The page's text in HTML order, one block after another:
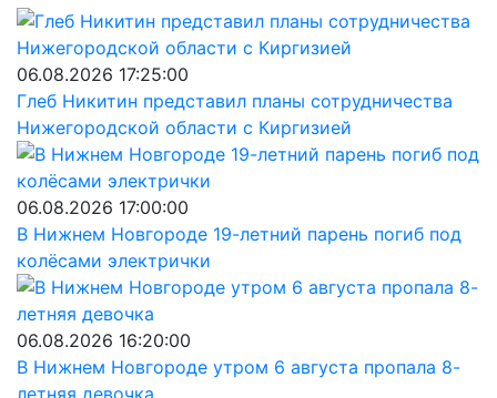
06.08.2026 17:25:00
Глеб Никитин представил планы сотрудничества
Нижегородской области с Киргизией
06.08.2026 17:00:00
В Нижнем Новгороде 19-летний парень погиб под
колёсами электрички
06.08.2026 16:20:00
В Нижнем Новгороде утром 6 августа пропала 8-
летняя девочка